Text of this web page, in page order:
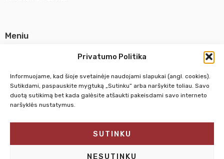
Privatumo Politika
Informuojame, kad šioje svetainėje naudojami slapukai (angl. cookies).
Sutikdami, paspauskite mygtuką „Sutinku“ arba naršykite toliau. Savo
duotą sutikimą bet kada galėsite atšaukti pakeisdami savo interneto
naršyklės nustatymus.
SUTINKU
NESUTINKU
Meniu
Susisiekti su mumis